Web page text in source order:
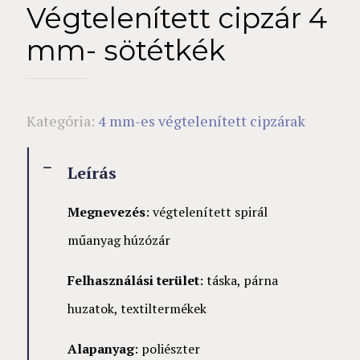
Végtelenített cipzár 4
mm- sötétkék
Kategória: 4 mm-es végtelenített cipzárak
Leírás
Megnevezés: végtelenített spirál
műanyag húzózár
Felhasználási terület: táska, párna
huzatok, textiltermékek
Alapanyag: poliészter